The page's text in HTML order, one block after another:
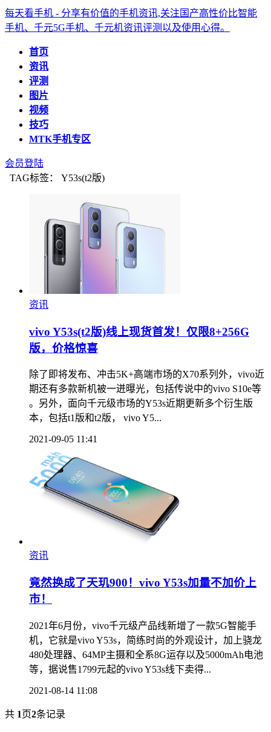
每天看手机 - 分享有价值的手机资讯,关注国产高性价比智能
手机、千元5G手机、千元机资讯评测以及使用心得。
首页
资讯
评测
图片
视频
技巧
MTK手机专区
会员登陆
TAG标签： Y53s(t2版)
资讯
vivo Y53s(t2版)线上现货首发！仅限8+256G
版，价格惊喜
除了即将发布、冲击5K+高端市场的X70系列外，vivo近
期还有多款新机被一迸曝光，包括传说中的vivo S10e等
。另外，面向千元级市场的Y53s近期更新多个衍生版
本，包括t1版和t2版， vivo Y5...
2021-09-05 11:41
资讯
竟然换成了天玑900！vivo Y53s加量不加价上
市！
2021年6月份，vivo千元级产品线新增了一款5G智能手
机，它就是vivo Y53s，简练时尚的外观设计，加上骁龙
480处理器、64MP主摄和全系8G运存以及5000mAh电池
等，据说售1799元起的vivo Y53s线下卖得...
2021-08-14 11:08
共 1页2条记录